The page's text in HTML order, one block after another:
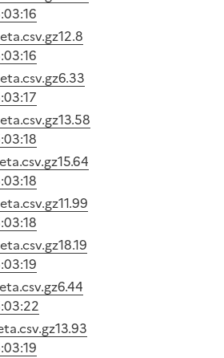
12.8
6.33
13.58
15.64
11.99
18.19
6.44
13.93